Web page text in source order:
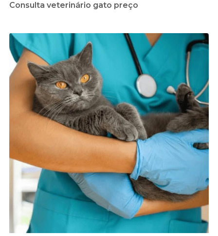
Consulta veterinário gato preço